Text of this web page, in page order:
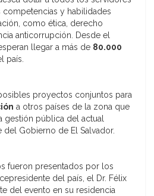
y habilidades
como ética, derecho
anticorrupción. Desde el
llegar a más de 80.000
país.
proyectos conjuntos para
a otros países de la zona que
gestión pública del actual
del Gobierno de El Salvador.
fueron presentados por los
del país, el Dr. Félix
del evento en su residencia